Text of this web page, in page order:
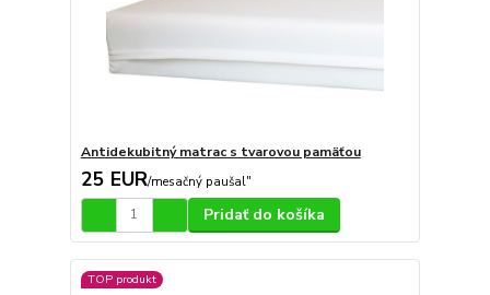
Antidekubitný matrac s tvarovou pamäťou
25 EUR/mesačný paušal"
Pridať do košíka
TOP produkt